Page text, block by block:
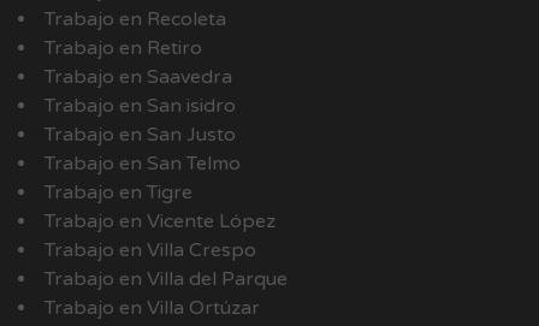
Trabajo en Recoleta
Trabajo en Retiro
Trabajo en Saavedra
Trabajo en San isidro
Trabajo en San Justo
Trabajo en San Telmo
Trabajo en Tigre
Trabajo en Vicente López
Trabajo en Villa Crespo
Trabajo en Villa del Parque
Trabajo en Villa Ortúzar